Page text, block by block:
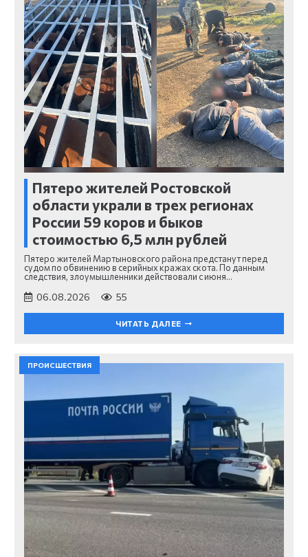
Пятеро жителей Ростовской
области украли в трех регионах
России 59 коров и быков
стоимостью 6,5 млн рублей
Пятеро жителей Мартыновского района предстанут перед
судом по обвинению в серийных кражах скота. По данным
следствия, злоумышленники действовали с июня…
06.08.2026 55
ЧИТАТЬ ДАЛЕЕ
ПРОИСШЕСТВИЯ